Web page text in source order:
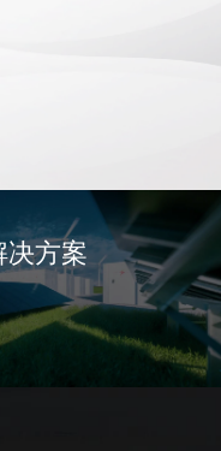
决方案